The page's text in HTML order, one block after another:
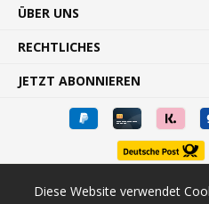
ÜBER UNS
RECHTLICHES
JETZT ABONNIEREN
* Alle Preise inkl. gesetzl.
Diese Website verwendet